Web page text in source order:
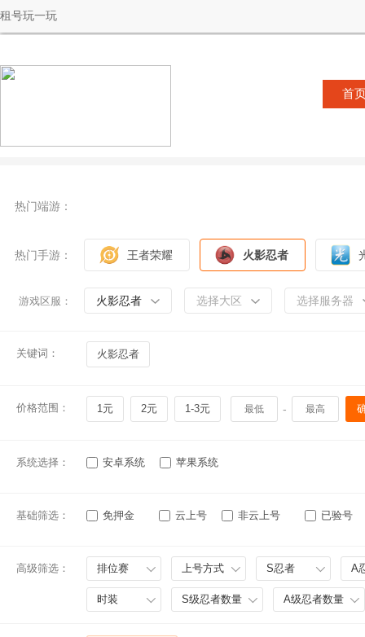
租号玩一玩
首
热门端游：
热门手游： 王者荣耀 火影忍者
游戏区服： 火影忍者 选择大区 选择服务器
关键词： 火影忍者
价格范围： 1元 2元 1-3元 -
系统选择： 安卓系统 苹果系统
基础筛选： 免押金 云上号 非云上号 已验号
高级筛选： 排位赛 上号方式 S忍者 A
时装 S级忍者数量 A级忍者数量